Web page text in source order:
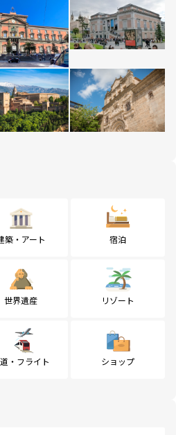
築・アート 宿泊
世界遺産 リゾート
・フライト ショップ